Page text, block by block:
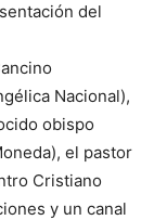
del
Nacional),
obispo
el pastor
Cristiano
y un canal